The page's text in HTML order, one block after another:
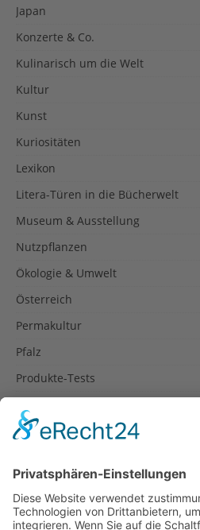
Japan
Konzerte & Co.
Kulinarisch um die Welt
Kultur
Kunst
Kuriositäten
Lexikon
Litera-Türen in die Bücherwelt
Museum & Ausstellung
Nutzpflanzen
Ökologie & Umwelt
Österreich
Permakultur
Pfalz
Produkte-Tests
Rezepte
Spanien
Südtirol